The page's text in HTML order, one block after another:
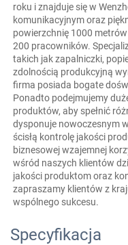
roku i znajduje się w
komunikacyjnym oraz
powierzchnię 1000
200 pracowników.
takich jak zapalniczki,
zdolnością produkcyjną
firma posiada bogate
Ponadto podejmujemy
produktów, aby spełnić
dysponuje nowoczesnym
ścisłą kontrolę jakości
biznesowej wzajemnej
wśród naszych klientów
jakości produktom oraz
zapraszamy klientów z
wspólnego sukcesu.
Specyfikacja